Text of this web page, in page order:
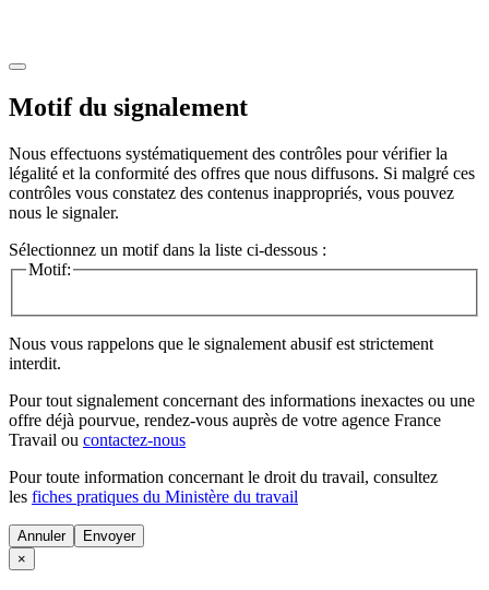
Motif du signalement
Nous effectuons systématiquement des contrôles pour vérifier la
légalité et la conformité des offres que nous diffusons. Si malgré ces
contrôles vous constatez des contenus inappropriés, vous pouvez
nous le signaler.
Sélectionnez un motif dans la liste ci-dessous :
Motif:
Nous vous rappelons que le signalement abusif est strictement
interdit.
Pour tout signalement concernant des informations inexactes ou une
offre déjà pourvue, rendez-vous auprès de votre agence France
Travail ou contactez-nous
Pour toute information concernant le droit du travail, consultez
les fiches pratiques du Ministère du travail
Annuler
×